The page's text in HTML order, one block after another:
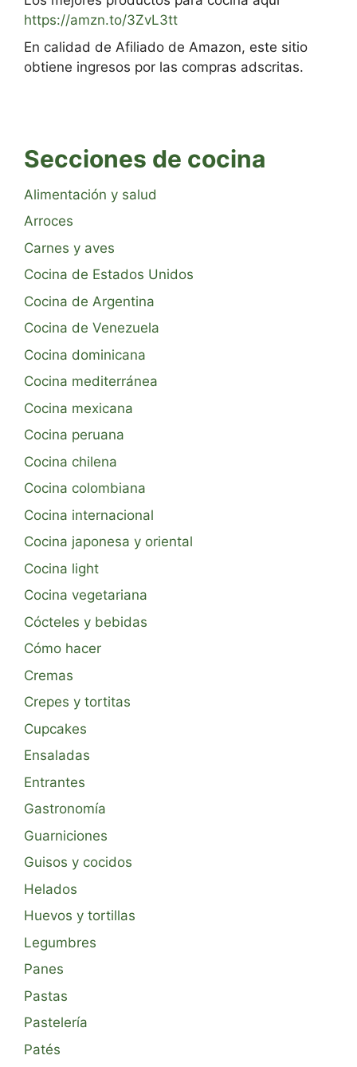
https://amzn.to/3ZvL3tt
En calidad de Afiliado de Amazon, este sitio
obtiene ingresos por las compras adscritas.
Secciones de cocina
Alimentación y salud
Arroces
Carnes y aves
Cocina de Estados Unidos
Cocina de Argentina
Cocina de Venezuela
Cocina dominicana
Cocina mediterránea
Cocina mexicana
Cocina peruana
Cocina chilena
Cocina colombiana
Cocina internacional
Cocina japonesa y oriental
Cocina light
Cocina vegetariana
Cócteles y bebidas
Cómo hacer
Cremas
Crepes y tortitas
Cupcakes
Ensaladas
Entrantes
Gastronomía
Guarniciones
Guisos y cocidos
Helados
Huevos y tortillas
Legumbres
Panes
Pastas
Pastelería
Patés